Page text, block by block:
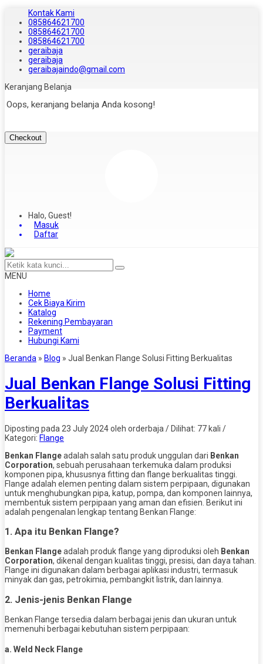
Kontak Kami
085864621700
085864621700
085864621700
geraibaja
geraibaja
geraibajaindo@gmail.com
Keranjang Belanja
Oops, keranjang belanja Anda kosong!
Checkout
Halo, Guest!
Masuk
Daftar
MENU
Home
Cek Biaya Kirim
Katalog
Rekening Pembayaran
Payment
Hubungi Kami
Beranda » Blog » Jual Benkan Flange Solusi Fitting Berkualitas
Jual Benkan Flange Solusi Fitting
Berkualitas
Diposting pada 23 July 2024 oleh orderbaja / Dilihat: 77 kali /
Kategori: Flange
Benkan Flangeadalah salah satu produk unggulan dari Benkan
Corporation, sebuah perusahaan terkemuka dalam produksi
komponen pipa, khususnya fitting dan flange berkualitas tinggi.
Flange adalah elemen penting dalam sistem perpipaan, digunakan
untuk menghubungkan pipa, katup, pompa, dan komponen lainnya,
membentuk sistem perpipaan yang aman dan efisien. Berikut ini
adalah pengenalan lengkap tentang Benkan Flange:
1. Apa itu Benkan Flange?
Benkan Flangeadalah produk flange yang diproduksi oleh Benkan
Corporation, dikenal dengan kualitas tinggi, presisi, dan daya tahan.
Flange ini digunakan dalam berbagai aplikasi industri, termasuk
minyak dan gas, petrokimia, pembangkit listrik, dan lainnya.
2. Jenis-jenis Benkan Flange
Benkan Flange tersedia dalam berbagai jenis dan ukuran untuk
memenuhi berbagai kebutuhan sistem perpipaan:
a. Weld Neck Flange